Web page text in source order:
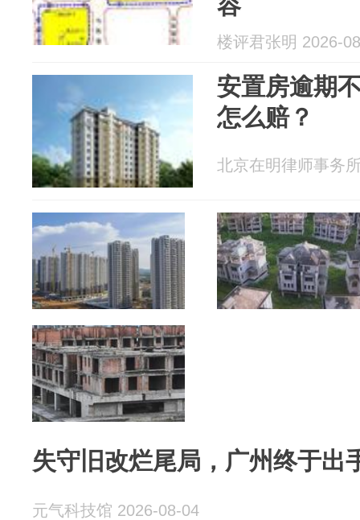
楼评君张明 2026-
安置房逾期
怎么赔？
北京在明律师事务
失守旧改烂尾局，广州终于出
元气科技馆 2026-08-04